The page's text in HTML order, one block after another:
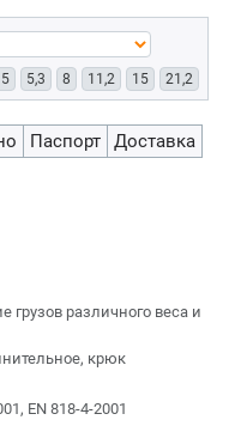
5,3 8 11,2 15 21,2
Паспорт
Доставка
различного веса и
крюк
EN 818-4-2001